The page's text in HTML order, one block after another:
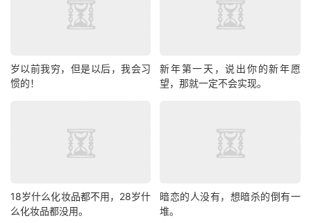
岁以前我穷，但是以后，我会习
惯的！
新年第一天，说出你的新年愿
望，那就一定不会实现。
18岁什么化妆品都不用，28岁什
么化妆品都没用。
暗恋的人没有，想暗杀的倒有一
堆。